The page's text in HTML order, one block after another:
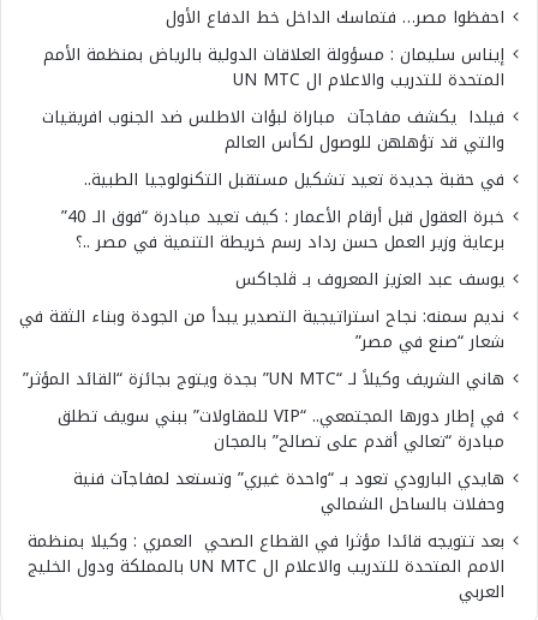
احفظوا مصر… فتماسك الداخل خط الدفاع الأول
إيناس سليمان : مسؤولة العلاقات الدولية بالرياض بمنظمة الأمم
المتحدة للتدريب والاعلام ال UN MTC
فيلدا يكشف مفاجآت مباراة لبؤات الاطلس ضد الجنوب افريقيات
والتي قد تؤهلهن للوصول لكأس العالم
في حقبة جديدة تعيد تشكيل مستقبل التكنولوجيا الطبية..
خبرة العقول قبل أرقام الأعمار : كيف تعيد مبادرة “فوق الـ 40”
برعاية وزير العمل حسن رداد رسم خريطة التنمية في مصر ..؟
يوسف عبد العزيز المعروف بـ ڤلجاكس
نديم سمنه: نجاح استراتيجية التصدير يبدأ من الجودة وبناء الثقة في
شعار “صنع في مصر”
هاني الشريف وكيلاً لـ “UN MTC” بجدة ويتوج بجائزة “القائد المؤثر”
في إطار دورها المجتمعي.. “VIP للمقاولات” ببني سويف تطلق
مبادرة “تعالي أقدم على تصالح” بالمجان
هايدي البارودي تعود بـ “واحدة غيري” وتستعد لمفاجآت فنية
وحفلات بالساحل الشمالي
بعد تتويجه قائدا مؤثرا في القطاع الصحي العمري : وكيلا بمنظمة
الامم المتحدة للتدريب والاعلام ال UN MTC بالمملكة ودول الخليج
العربي